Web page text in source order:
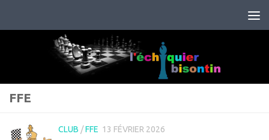
FFE
CLUB /FFE 13 FÉVRIER 2026